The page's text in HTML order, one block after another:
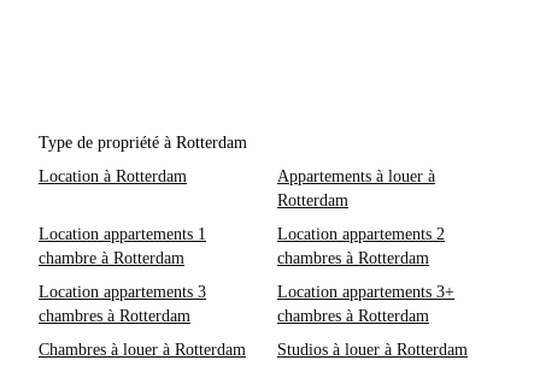
Type de propriété à Rotterdam
Location à Rotterdam
Appartements à louer à
Rotterdam
Location appartements 1
chambre à Rotterdam
Location appartements 2
chambres à Rotterdam
Location appartements 3
chambres à Rotterdam
Location appartements 3+
chambres à Rotterdam
Chambres à louer à Rotterdam
Studios à louer à Rotterdam